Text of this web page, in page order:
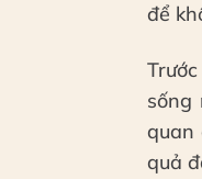
để
sống
quan
quả